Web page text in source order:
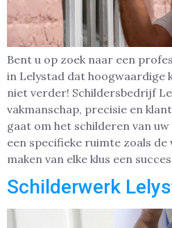
Bent u op zoek naar een
in Lelystad dat hoogwaardige
niet verder! Schildersbedrijf
vakmanschap, precisie en
gaat om het schilderen van
een specifieke ruimte zoals
maken van elke klus een
Schilderwerk